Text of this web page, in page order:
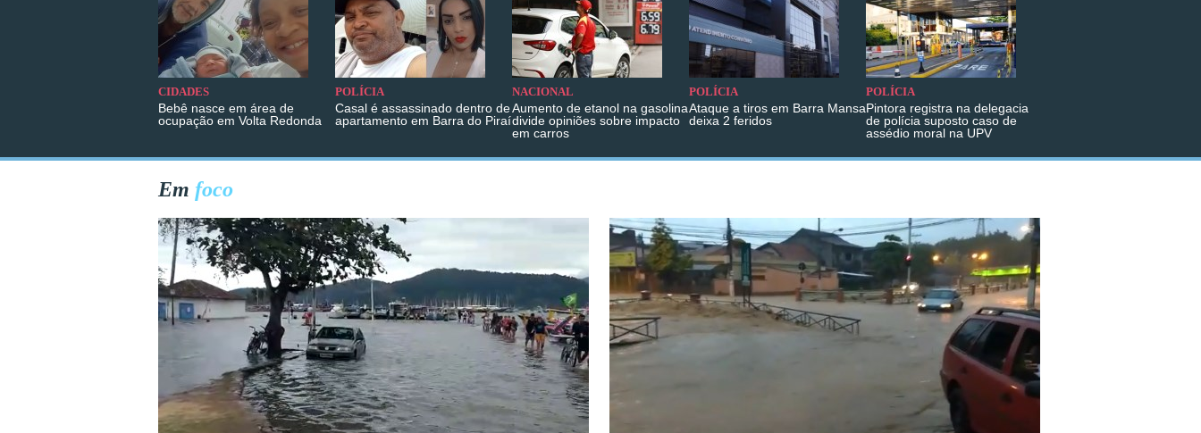
CIDADES
Bebê nasce em área de
ocupação em Volta Redonda
POLÍCIA
Casal é assassinado dentro de
apartamento em Barra do Piraí
NACIONAL
Aumento de etanol na gasolina
divide opiniões sobre impacto
em carros
POLÍCIA
Ataque a tiros em Barra Mansa
deixa 2 feridos
POLÍCIA
Pintora registra na delegacia
de polícia suposto caso de
assédio moral na UPV
Em foco